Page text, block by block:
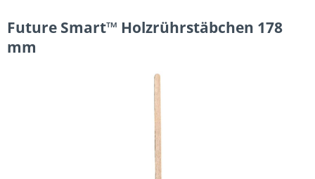
Future Smart™ Holzrührstäbchen 178
mm